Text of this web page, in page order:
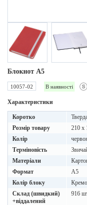
Блокнот А5
10057-02 В наявності
Характеристики
Коротко
Розмір товару
210 х
Колір
Терміновість
Матеріали
Формат
A5
Колір блоку
Склад (швидкий)
+віддалений
916